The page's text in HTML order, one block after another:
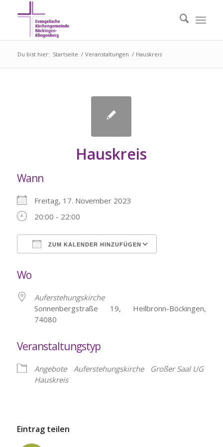
Du bist hier: Startseite / Veranstaltungen / Hauskreis
Hauskreis
Wann
Freitag, 17. November 2023
20:00 - 22:00
ZUM KALENDER HINZUFÜGEN
Wo
Auferstehungskirche
Sonnenbergstraße 19, Heilbronn-Böckingen,
74080
Veranstaltungstyp
Angebote Auferstehungskirche
Großer Saal UG
Hauskreis
Eintrag teilen